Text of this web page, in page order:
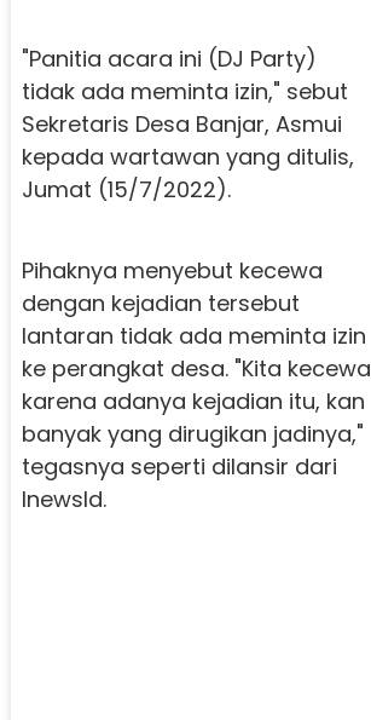
"Panitia acara ini (DJ Party)
tidak ada meminta izin," sebut
Sekretaris Desa Banjar, Asmui
kepada wartawan yang ditulis,
Jumat (15/7/2022).
Pihaknya menyebut kecewa
dengan kejadian tersebut
lantaran tidak ada meminta izin
ke perangkat desa. "Kita kecewa
karena adanya kejadian itu, kan
banyak yang dirugikan jadinya,"
tegasnya seperti dilansir dari
InewsId.